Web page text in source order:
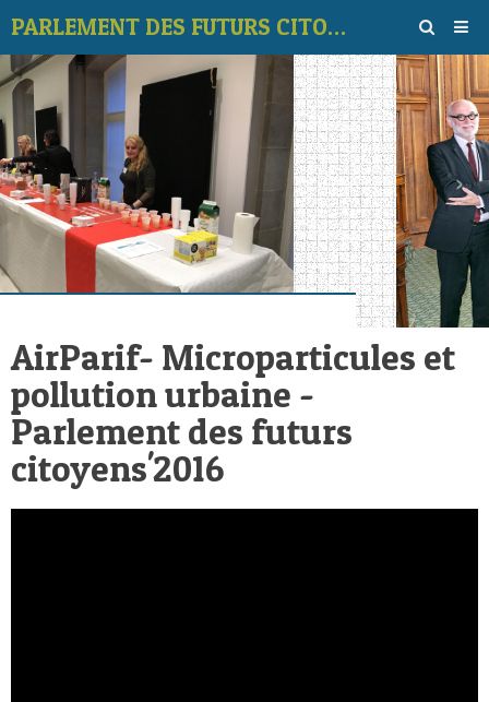
PARLEMENT DES FUTURS CITOYENS
Page d'accueil
Album
Contact
Vidéos
Vote des thèmes
Forum
‹ ›
AirParif- Microparticules et
pollution urbaine -
Parlement des futurs
citoyens'2016